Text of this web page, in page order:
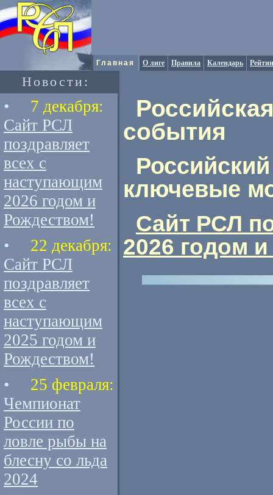
Главная О лиге Правила Календарь
Новости:
• 7 декабря:
Сайт РСЛ
поздравляет
всех с
наступающим
2026 годом и
Рождеством!
• 22 декабря:
Сайт РСЛ
поздравляет
всех с
наступающим
2025 годом и
Рождеством!
• 25 февраля:
Чемпионат
России по
ловле рыбы на
блесну со льда
2024
события
ключевые
Сайт РСЛ
2026 годом